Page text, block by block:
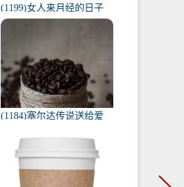
(1199)女人来月经的日子
代表什么（1一31日月经代
(1184)塞尔达传说送给爱
任务100只蚱蜢）